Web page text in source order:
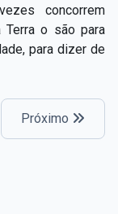
concorrem
Terra o são para
para dizer de
Próximo